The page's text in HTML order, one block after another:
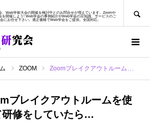
Web学術大会の開催を検討中とのお問合せが増えています。Zoomや
開催しよう! Web学会の事例紹介やWeb学会の豆知識、サービスのご
にお任せ下さい。適正価格でWeb学会をご提供。全国対応。
ZOOM Zoomブレイクアウトルームを使って研修をしていたら…
ブレイクアウトルームを使
研修をしていたら…